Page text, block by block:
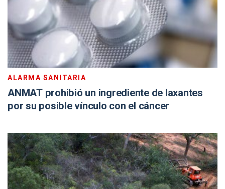
ALARMA SANITARIA
ANMAT prohibió un ingrediente de laxantes
por su posible vínculo con el cáncer